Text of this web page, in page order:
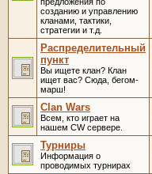
созданию и управлению
кланами, тактики,
стратегии и т.д.
Распределительный
пункт
Вы ищете клан? Клан
ищет вас? Сюда, бегом-
марш!
Clan Wars
Всем, кто играет на
нашем CW сервере.
Турниры
Информация о
проводимых турнирах